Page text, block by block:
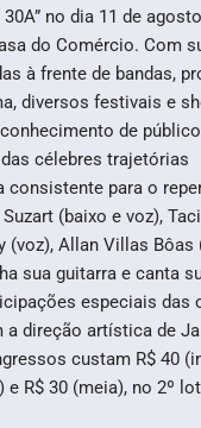
no dia 11 de agosto
do Comércio. Com
à frente de bandas,
diversos festivais e
de
célebres trajetórias
consistente para o
(baixo e voz),
Allan Villas Bôas
sua guitarra e canta
especiais das
a direção artística de
custam R$ 40
e R$ 30 (meia), no 2º